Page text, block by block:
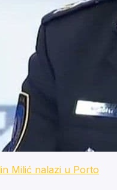
Milić nalazi u Porto